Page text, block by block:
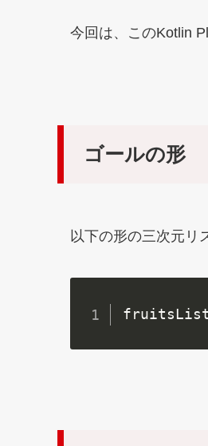
今回は、このKotlin
ゴールの形
以下の形の三次元リ